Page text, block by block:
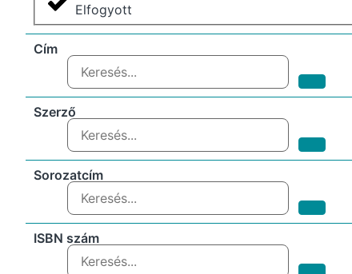
Elfogyott
Cím
Szerző
Sorozatcím
ISBN szám